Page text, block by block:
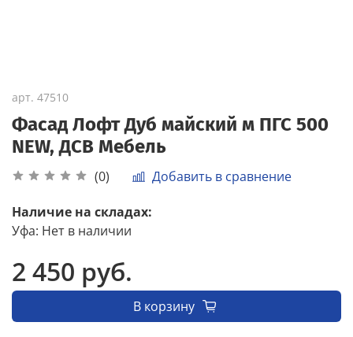
арт. 47510
Фасад Лофт Дуб майский м ПГС 500
NEW, ДСВ Мебель
(0) Добавить в сравнение
Наличие на складах:
Уфа: Нет в наличии
2 450 руб.
В корзину